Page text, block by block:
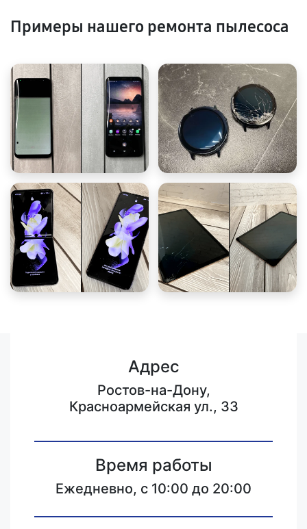
Примеры нашего ремонта пылесоса
Адрес
Ростов-на-Дону,
Красноармейская ул., 33
Время работы
Ежедневно, с 10:00 до 20:00